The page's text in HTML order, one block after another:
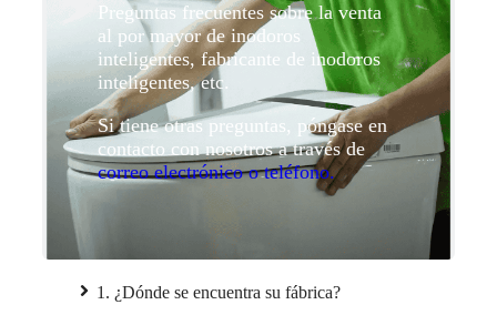
Preguntas frecuentes sobre la venta
al por mayor de inodoros
inteligentes, fabricante de inodoros
inteligentes, etc.
Si tiene otras preguntas, póngase en
contacto con nosotros a través de
correo electrónico o teléfono.
1. ¿Dónde se encuentra su fábrica?